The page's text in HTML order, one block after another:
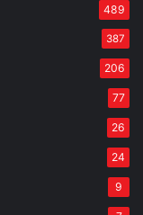
489
387
206
77
26
24
9